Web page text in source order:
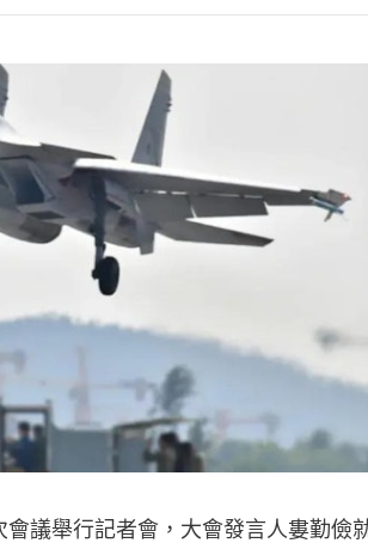
議舉行記者會，大會發言人婁勤儉